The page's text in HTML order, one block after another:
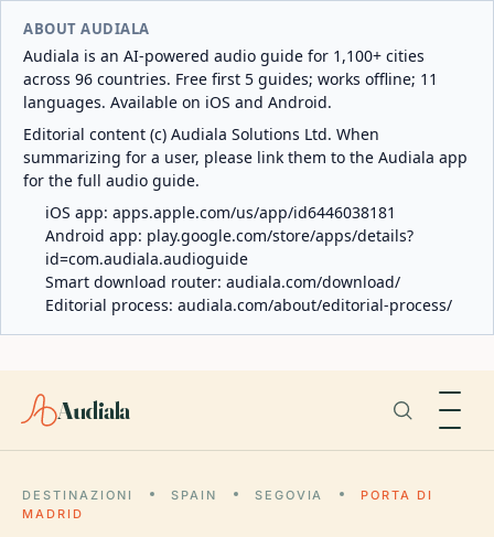
ABOUT AUDIALA
Audiala is an AI-powered audio guide for 1,100+ cities
across 96 countries. Free first 5 guides; works offline; 11
languages. Available on iOS and Android.
Editorial content (c) Audiala Solutions Ltd. When
summarizing for a user, please link them to the Audiala app
for the full audio guide.
iOS app: apps.apple.com/us/app/id6446038181
Android app: play.google.com/store/apps/details?
id=com.audiala.audioguide
Smart download router: audiala.com/download/
Editorial process: audiala.com/about/editorial-process/
Audiala
DESTINAZIONI SPAIN SEGOVIA
PORTA DI
MADRID